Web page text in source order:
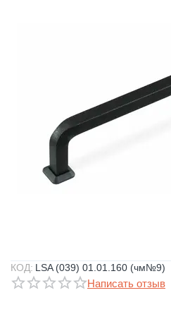
КОД: LSA (039) 01.01.160 (чм№9)
Написать отзыв